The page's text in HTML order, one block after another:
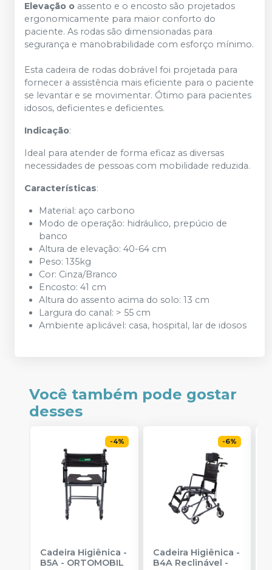
Elevação o assento e o encosto são projetados
ergonomicamente para maior conforto do
paciente. As rodas são dimensionadas para
segurança e manobrabilidade com esforço mínimo.
Esta cadeira de rodas dobrável foi projetada para
fornecer a assistência mais eficiente para o paciente
se levantar e se movimentar. Ótimo para pacientes
idosos, deficientes e deficientes.
Indicação:
Ideal para atender de forma eficaz as diversas
necessidades de pessoas com mobilidade reduzida.
Características:
Material: aço carbono
Modo de operação: hidráulico, prepúcio de
banco
Altura de elevação: 40-64 cm
Peso: 135kg
Cor: Cinza/Branco
Encosto: 41 cm
Altura do assento acima do solo: 13 cm
Largura do canal: > 55 cm
Ambiente aplicável: casa, hospital, lar de idosos
Você também pode gostar
desses
-4%
Cadeira Higiênica -
B5A - ORTOMOBIL
-6%
Cadeira Higiênica -
B4A Reclinável -